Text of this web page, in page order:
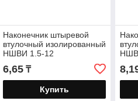
Наконечник штыревой
втулочный изолированный
НШВИ 1.5-12
6,65₸
Купить